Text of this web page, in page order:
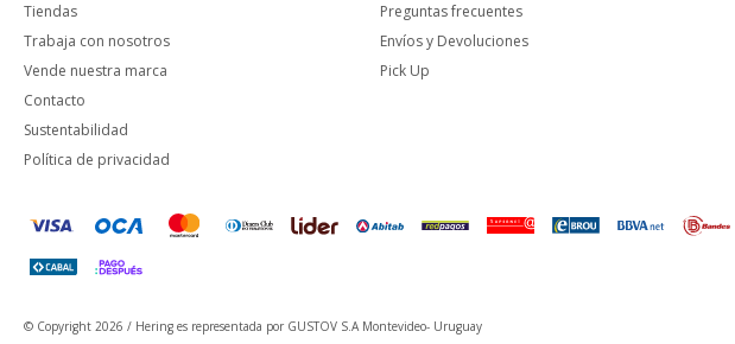
Tiendas
Trabaja con nosotros
Vende nuestra marca
Contacto
Sustentabilidad
Política de privacidad
Preguntas frecuentes
Envíos y Devoluciones
Pick Up
© Copyright 2026 / Hering es representada por GUSTOV S.A Montevideo- Uruguay